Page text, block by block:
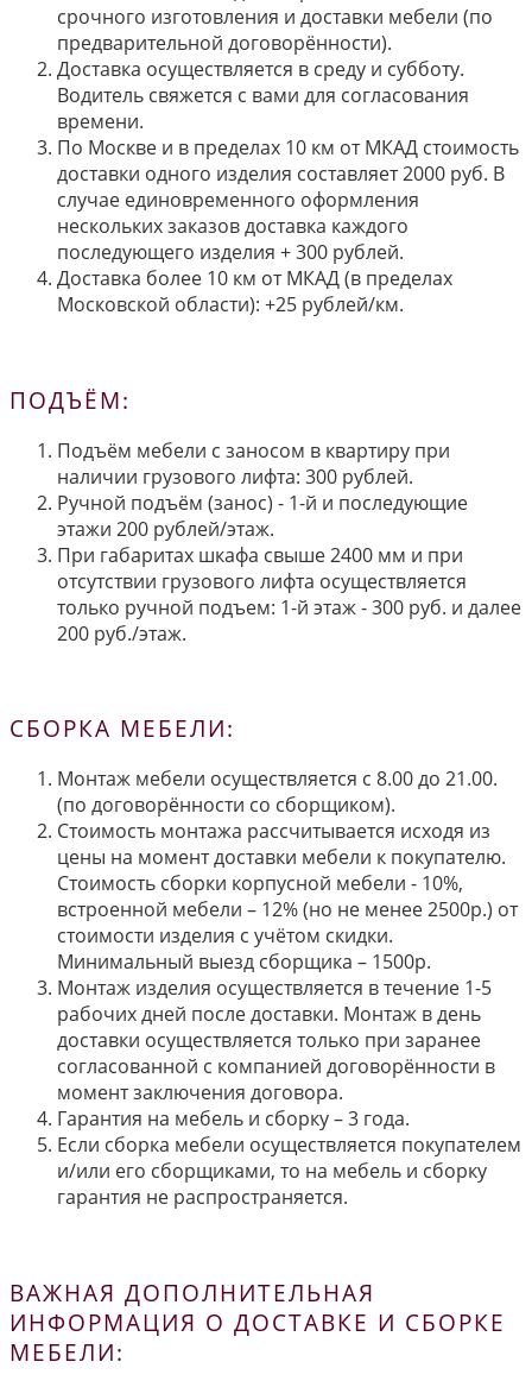
срочного изготовления и доставки мебели (по
предварительной договорённости).
Доставка осуществляется в среду и субботу.
Водитель свяжется с вами для согласования
времени.
По Москве и в пределах 10 км от МКАД стоимость
доставки одного изделия составляет 2000 руб. В
случае единовременного оформления
нескольких заказов доставка каждого
последующего изделия + 300 рублей.
Доставка более 10 км от МКАД (в пределах
Московской области): +25 рублей/км.
ПОДЪЁМ:
Подъём мебели с заносом в квартиру при
наличии грузового лифта: 300 рублей.
Ручной подъём (занос) - 1-й и последующие
этажи 200 рублей/этаж.
При габаритах шкафа свыше 2400 мм и при
отсутствии грузового лифта осуществляется
только ручной подъем: 1-й этаж - 300 руб. и далее
200 руб./этаж.
СБОРКА МЕБЕЛИ:
Монтаж мебели осуществляется с 8.00 до 21.00.
(по договорённости со сборщиком).
Стоимость монтажа рассчитывается исходя из
цены на момент доставки мебели к покупателю.
Стоимость сборки корпусной мебели - 10%,
встроенной мебели – 12% (но не менее 2500р.) от
стоимости изделия с учётом скидки.
Минимальный выезд сборщика – 1500р.
Монтаж изделия осуществляется в течение 1-5
рабочих дней после доставки. Монтаж в день
доставки осуществляется только при заранее
согласованной с компанией договорённости в
момент заключения договора.
Гарантия на мебель и сборку – 3 года.
Если сборка мебели осуществляется покупателем
и/или его сборщиками, то на мебель и сборку
гарантия не распространяется.
ВАЖНАЯ ДОПОЛНИТЕЛЬНАЯ
ИНФОРМАЦИЯ О ДОСТАВКЕ И СБОРКЕ
МЕБЕЛИ: